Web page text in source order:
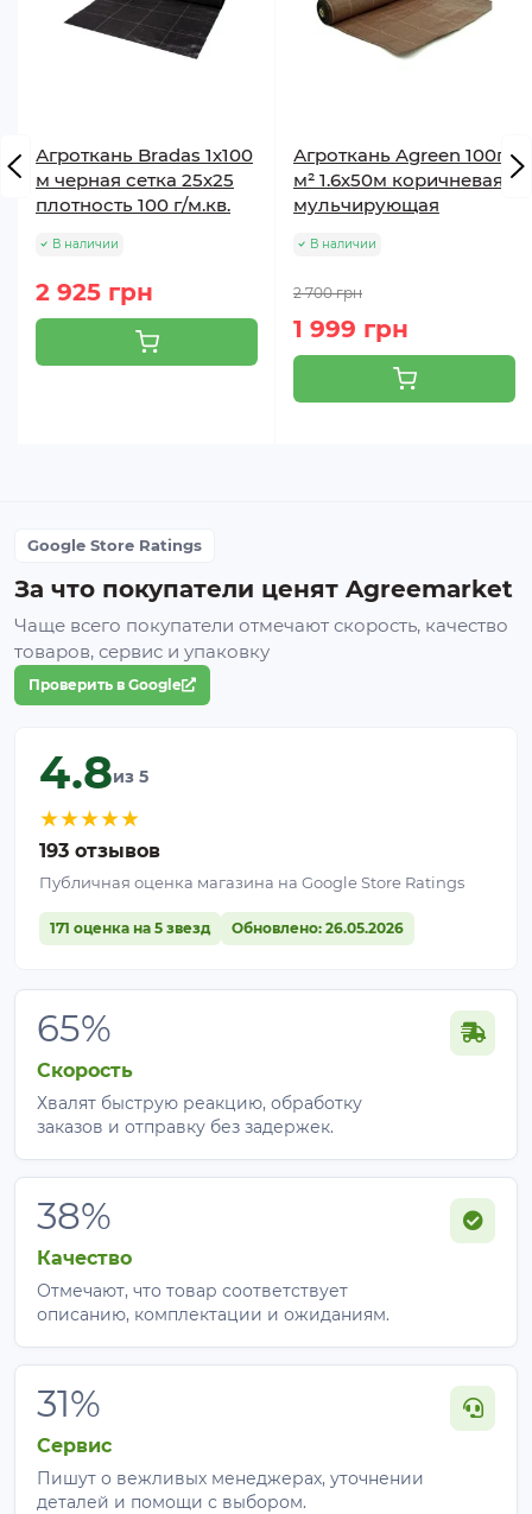
Агроткань Bradas 1х100
м черная сетка 25х25
плотность 100 г/м.кв.
В наличии
2 925 грн
Агроткань Agreen 100г/
м² 1.6х50м коричневая
мульчирующая
В наличии
2 700 грн
1 999 грн
Google Store Ratings
За что покупатели ценят Agreemarket
Чаще всего покупатели отмечают скорость, качество
товаров, сервис и упаковку
Проверить в Google
4.8из 5
★★★★★
193 отзывов
Публичная оценка магазина на Google Store Ratings
171 оценка на 5 звезд Обновлено: 26.05.2026
65%
Скорость
Хвалят быструю реакцию, обработку
заказов и отправку без задержек.
38%
Качество
Отмечают, что товар соответствует
описанию, комплектации и ожиданиям.
31%
Сервис
Пишут о вежливых менеджерах, уточнении
деталей и помощи с выбором.